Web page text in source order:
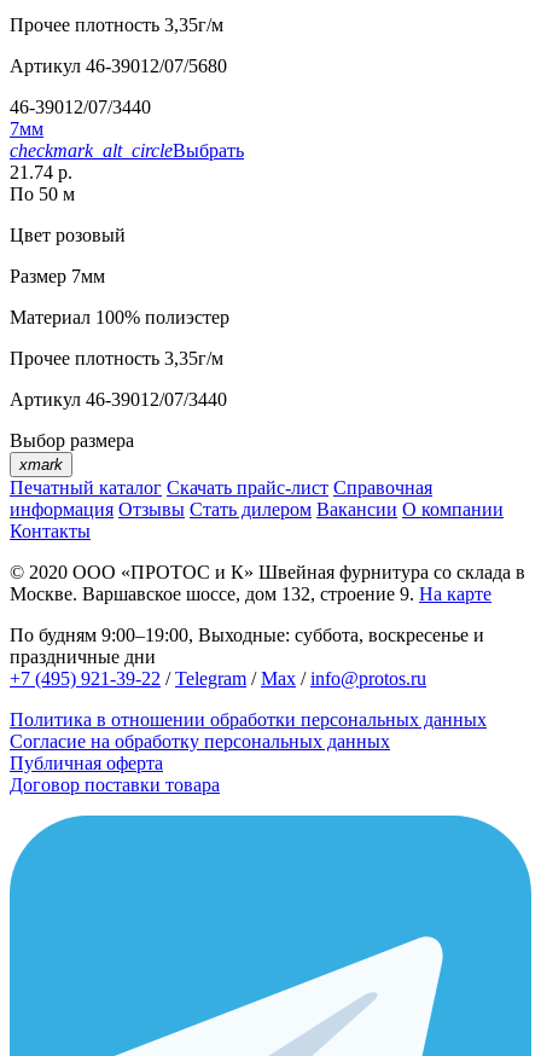
Прочее плотность 3,35г/м
Артикул 46-39012/07/5680
46-39012/07/3440
7мм
checkmark_alt_circleВыбрать
21.74 р.
По 50 м
Цвет розовый
Размер 7мм
Материал 100% полиэстер
Прочее плотность 3,35г/м
Артикул 46-39012/07/3440
Выбор размера
xmark
Печатный каталог Скачать прайс-лист Справочная
информация Отзывы Стать дилером Вакансии О компании
Контакты
© 2020 ООО «ПРОТОС и К» Швейная фурнитура со склада в
Москве. Варшавское шоссе, дом 132, строение 9. На карте
По будням 9:00–19:00, Выходные: суббота, воскресенье и
праздничные дни
+7 (495) 921-39-22 /Telegram /Max /info@protos.ru
Политика в отношении обработки персональных данных
Согласие на обработку персональных данных
Публичная оферта
Договор поставки товара